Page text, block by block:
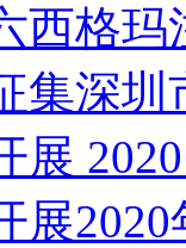
西格玛
集深
展
展